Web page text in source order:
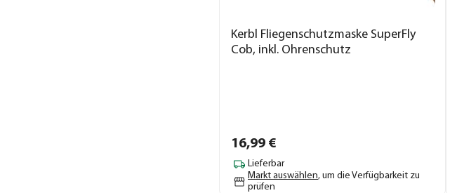
Kerbl Fliegenschutzmaske SuperFly
Cob, inkl. Ohrenschutz
16,99 €
Lieferbar
Markt auswählen, um die Verfügbarkeit zu
prüfen